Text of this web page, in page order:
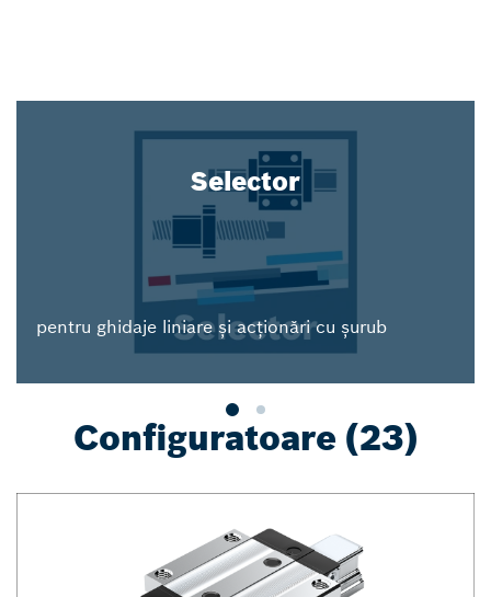
Selector
pentru ghidaje liniare și acționări cu șurub
Configuratoare (23)